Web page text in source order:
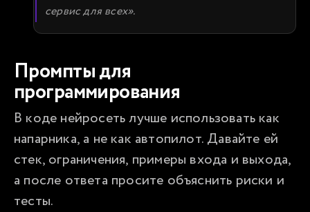
сервис для всех».
Промпты для
программирования
В коде нейросеть лучше использовать как
напарника, а не как автопилот. Давайте ей
стек, ограничения, примеры входа и выхода,
а после ответа просите объяснить риски и
тесты.